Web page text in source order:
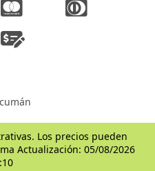
Los precios pueden
Actualización: 05/08/2026